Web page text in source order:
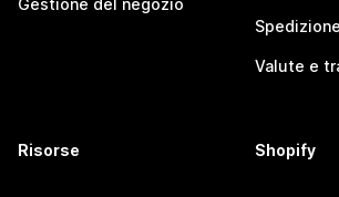
Gestione del negozio
Spedizione
Valute e
Risorse Shopify